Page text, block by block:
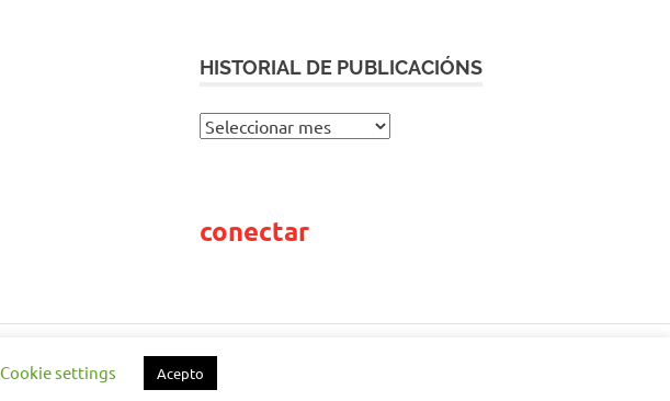
HISTORIAL DE PUBLICACIÓNS
H
O
D
E
conectar
Cookie settings Acepto